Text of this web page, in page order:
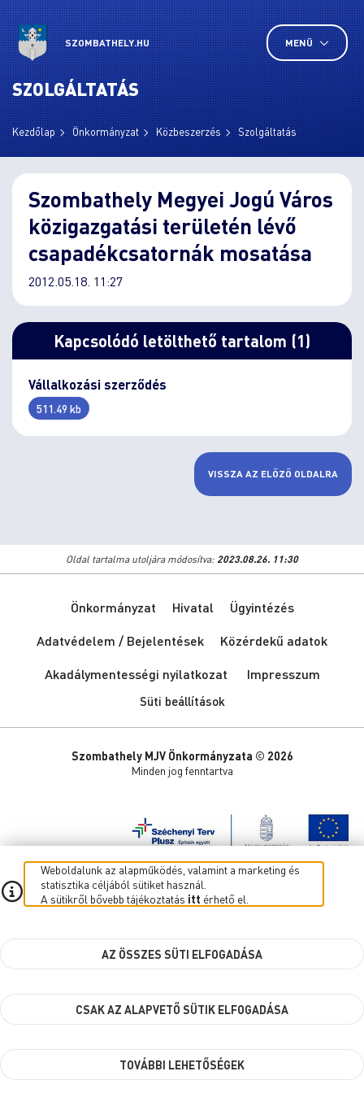
SZOMBATHELY.HU MENÜ
SZOLGÁLTATÁS
Kezdőlap Önkormányzat Közbeszerzés Szolgáltatás
Szombathely Megyei Jogú Város
közigazgatási területén lévő
csapadékcsatornák mosatása
2012.05.18. 11:27
Kapcsolódó letölthető tartalom (1)
Vállalkozási szerződés
511.49 kb
VISSZA AZ ELŐZŐ OLDALRA
Oldal tartalma utoljára módosítva: 2023.08.26. 11:30
Önkormányzat Hivatal
Ügyintézés
Adatvédelem / Bejelentések
Közérdekű adatok
Akadálymentességi nyilatkozat
Impresszum
Süti beállítások
Szombathely MJV Önkormányzata © 2026
Minden jog fenntartva
Weboldalunk az alapműködés, valamint a marketing és
statisztika céljából sütiket használ.
A sütikről bővebb tájékoztatás itt érhető el.
AZ ÖSSZES SÜTI ELFOGADÁSA
CSAK AZ ALAPVETŐ SÜTIK ELFOGADÁSA
TOVÁBBI LEHETŐSÉGEK